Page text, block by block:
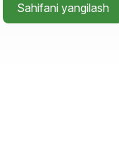
Sahifani yangilash